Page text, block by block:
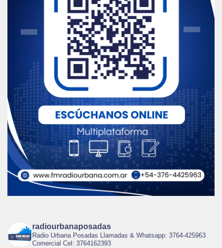
radiourbanaposadas
Radio Urbana Posadas Llamadas & Whatsapp: 3764-425963
Comercial Cel: 3764162393